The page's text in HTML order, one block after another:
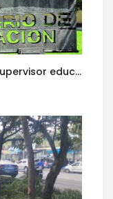
Mineduc recupera la figura del supervisor educativo con 968 plazas